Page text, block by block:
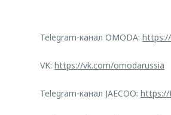
Telegram-канал OMODA:
VK: https://vk.com/omodarussia
Telegram-канал JAECOO: https://